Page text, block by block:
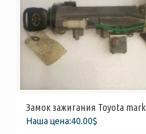
Замок зажигания Toyota mark
Наша цена:40.00$